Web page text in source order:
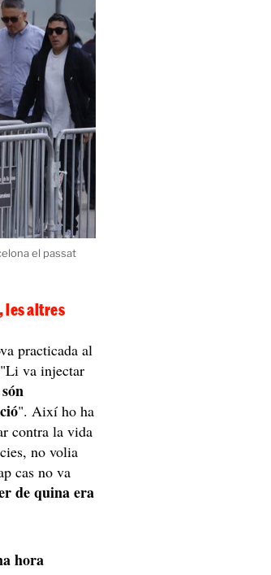
el passat
les altres
practicada al
va injectar
". Així ho ha
contra la vida
no volia
cas no va
de quina era
hora